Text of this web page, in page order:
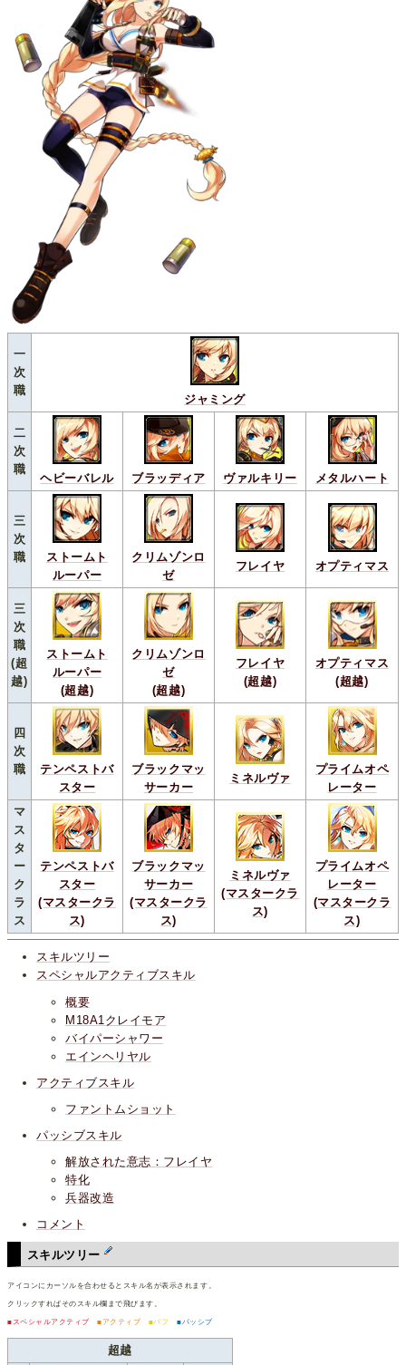
一
次
職
ジャミング
二
次
職
ヘビーバレル ブラッディア ヴァルキリー メタルハート
三
次
職
ストームト
ルーパー
クリムゾンロ
ゼ
フレイヤ オプティマス
三
次
職
(超
越)
ストームト
ルーパー
(超越)
クリムゾンロ
ゼ
(超越)
フレイヤ
(超越)
オプティマス
(超越)
四
次
職
テンペストバ
スター
ブラックマッ
サーカー
ミネルヴァ
プライムオペ
レーター
マ
ス
タ
ー
ク
ラ
ス
テンペストバ
スター
(マスタークラ
ス)
ブラックマッ
サーカー
(マスタークラ
ス)
ミネルヴァ
(マスタークラ
ス)
プライムオペ
レーター
(マスタークラ
ス)
スキルツリー
スペシャルアクティブスキル
概要
M18A1クレイモア
バイパーシャワー
エインヘリヤル
アクティブスキル
ファントムショット
パッシブスキル
解放された意志：フレイヤ
特化
兵器改造
コメント
スキルツリー
アイコンにカーソルを合わせるとスキル名が表示されます。
クリックすればそのスキル欄まで飛びます。
■スペシャルアクティブ ■アクティブ ■バフ ■パッシブ
超越